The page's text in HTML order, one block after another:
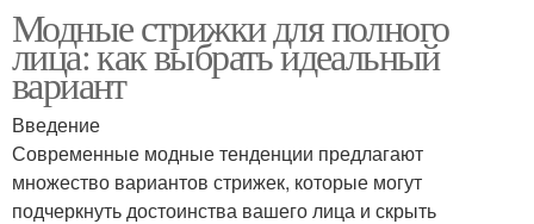
Модные стрижки для полного
лица: как выбрать идеальный
вариант
Введение
Современные модные тенденции предлагают
множество вариантов стрижек, которые могут
подчеркнуть достоинства вашего лица и скрыть